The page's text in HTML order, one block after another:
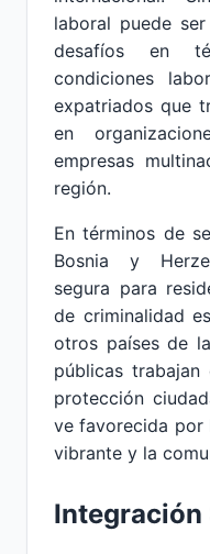
laboral puede
desafíos en
condiciones
expatriados que
en
empresas
región.
En términos de
Bosnia y
segura para
de criminalidad
otros países de
públicas
protección
ve favorecida por
vibrante y la
Integración